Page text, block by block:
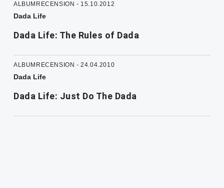
ALBUMRECENSION - 15.10.2012
Dada Life
Dada Life: The Rules of Dada
ALBUMRECENSION - 24.04.2010
Dada Life
Dada Life: Just Do The Dada